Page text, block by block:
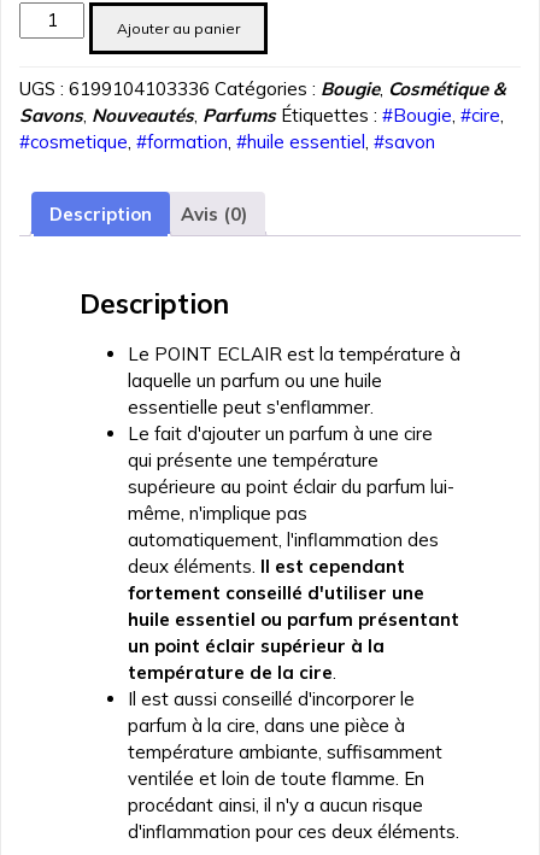
quantité
de
Mangue
30
ml
Ajouter au panier
UGS : 6199104103336 Catégories : Bougie, Cosmétique &
Savons, Nouveautés, Parfums Étiquettes : #Bougie, #cire,
#cosmetique, #formation, #huile essentiel, #savon
Description Avis (0)
Description
Le POINT ECLAIR est la température à
laquelle un parfum ou une huile
essentielle peut s'enflammer.
Le fait d'ajouter un parfum à une cire
qui présente une température
supérieure au point éclair du parfum lui-
même, n'implique pas
automatiquement, l'inflammation des
deux éléments. Il est cependant
fortement conseillé d'utiliser une
huile essentiel ou parfum présentant
un point éclair supérieur à la
température de la cire.
Il est aussi conseillé d'incorporer le
parfum à la cire, dans une pièce à
température ambiante, suffisamment
ventilée et loin de toute flamme. En
procédant ainsi, il n'y a aucun risque
d'inflammation pour ces deux éléments.